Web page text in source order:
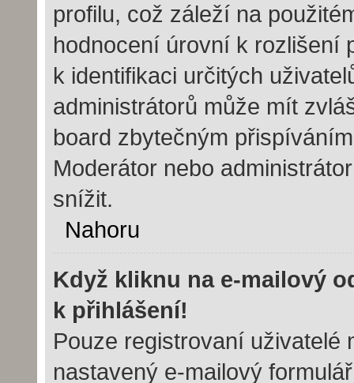
profilu, což záleží na
hodnocení úrovní k rozlišení
k identifikaci určitých
administrátorů může mít
board zbytečným
Moderátor nebo
snížit.
Nahoru
Když kliknu na e-mailový
k přihlášení!
Pouze registrovaní uživatelé
nastavený e-mailový